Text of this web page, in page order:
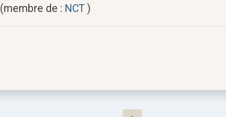
de : NCT )